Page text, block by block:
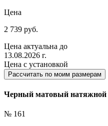
Цена
2 739 руб.
Цена актуальна до
13.08.2026 г.
Цена с установкой
Рассчитать по моим размерам
Черный матовый натяжной
№ 161